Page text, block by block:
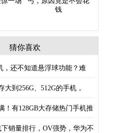
猜你喜欢
，还不知道悬浮球功能？难
大到256G、512G的手机，
！有128GB大存储热门手机推
下销量排行，OV强势，华为不